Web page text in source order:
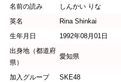
名前の読み
しんかい りな
英名
Rina Shinkai
生年月日
1992年08月01日
出身地（都道府
県）
愛知県
加入グループ
SKE48